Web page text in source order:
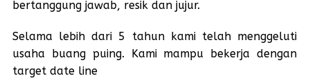
bertanggung jawab, resik dan jujur.
Selama lebih dari 5 tahun kami telah menggeluti
usaha buang puing. Kami mampu bekerja dengan
target date line